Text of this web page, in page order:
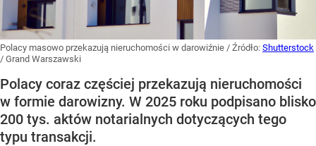
Polacy masowo przekazują nieruchomości w darowiźnie / Źródło: Shutterstock
/ Grand Warszawski
Polacy coraz częściej przekazują nieruchomości
w formie darowizny. W 2025 roku podpisano blisko
200 tys. aktów notarialnych dotyczących tego
typu transakcji.